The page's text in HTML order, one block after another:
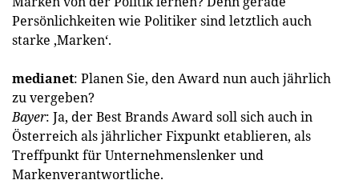
Persönlichkeiten wie Politiker sind letztlich auch
starke ‚Marken‘.
medianet: Planen Sie, den Award nun auch jährlich
zu vergeben?
Bayer: Ja, der Best Brands Award soll sich auch in
Österreich als jährlicher Fixpunkt etablieren, als
Treffpunkt für Unternehmenslenker und
Markenverantwortliche.